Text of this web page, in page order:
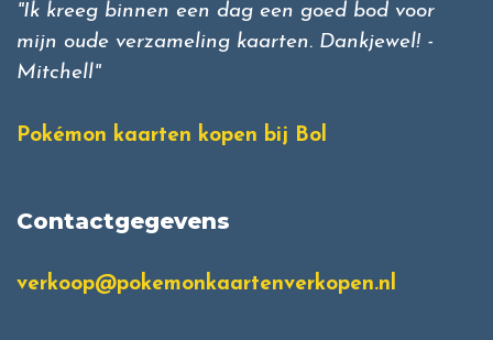
"Ik kreeg binnen een dag een goed bod voor
mijn oude verzameling kaarten. Dankjewel! -
Mitchell"
Pokémon kaarten kopen bij Bol
Contactgegevens
verkoop@pokemonkaartenverkopen.nl